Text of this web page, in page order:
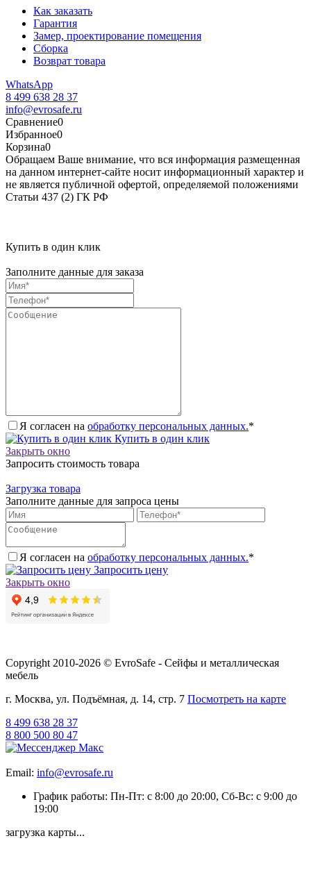
Как заказать
Гарантия
Замер, проектирование помещения
Сборка
Возврат товара
WhatsApp
8 499 638 28 37
info@evrosafe.ru
Сравнение0
Избранное0
Корзина0
Обращаем Ваше внимание, что вся информация размещенная
на данном интернет-сайте носит информационный характер и
не является публичной офертой, определяемой положениями
Статьи 437 (2) ГК РФ
Купить в один клик
Заполните данные для заказа
Я согласен на обработку персональных данных.*
Купить в один клик
Закрыть окно
Запросить стоимость товара
Загрузка товара
Заполните данные для запроса цены
Я согласен на обработку персональных данных.*
Запросить цену
Закрыть окно
Copyright 2010-2026 © EvroSafe - Сейфы и металлическая
мебель
г. Москва, ул. Подъёмная, д. 14, стр. 7 Посмотреть на карте
8 499 638 28 37
8 800 500 80 47
Email: info@evrosafe.ru
График работы: Пн-Пт: с 8:00 до 20:00, Сб-Вс: с 9:00 до
19:00
загрузка карты...